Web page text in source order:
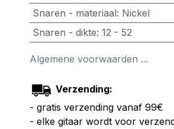
Snaren - materiaal: Nickel
Snaren - dikte: 12 - 52
Algemene voorwaarden ...
Verzending:
- gratis verzending vanaf 99€
- elke gitaar wordt voor